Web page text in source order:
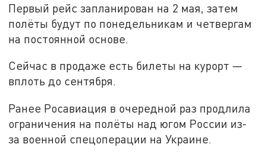
Первый рейс запланирован на 2 мая, затем
полёты будут по понедельникам и четвергам
на постоянной основе.
Сейчас в продаже есть билеты на курорт —
вплоть до сентября.
Ранее Росавиация в очередной раз продлила
ограничения на полёты над югом России из-
за военной спецоперации на Украине.